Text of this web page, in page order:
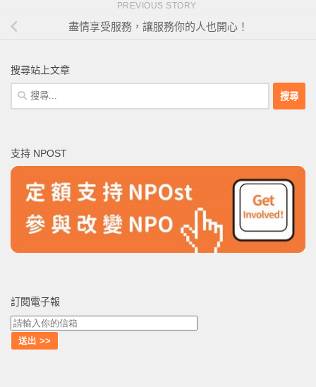
PREVIOUS STORY
盡情享受服務，讓服務你的人也開心！
搜尋站上文章
搜
尋
字:
支持 NPOST
訂閱電子報